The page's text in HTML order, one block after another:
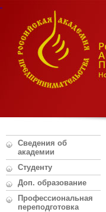
Сведения об
академии
Студенту
Доп. образование
Профессиональная
переподготовка